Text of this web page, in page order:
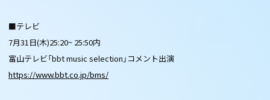
■テレビ
7月31日(木)25:20~ 25:50内
富山テレビ「bbt music selection」コメント出演
https://www.bbt.co.jp/bms/